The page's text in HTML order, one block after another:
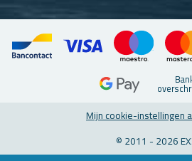
Mijn coo­kie-in­stel­lin­gen
© 2011 - 2026